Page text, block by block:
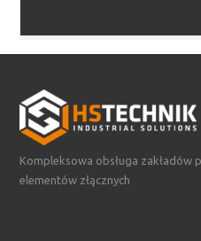
Kompleksowa obsługa zakładów
elementów złącznych